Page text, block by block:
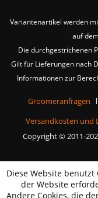
Variantenartikel werden
auf
Die durchgestrichenen
Gilt für Lieferungen nach
Informationen zur
Groomeranfragen
Versandkosten und
Copyright © 2011-
Diese Website
der Website
Andere Cookies, die